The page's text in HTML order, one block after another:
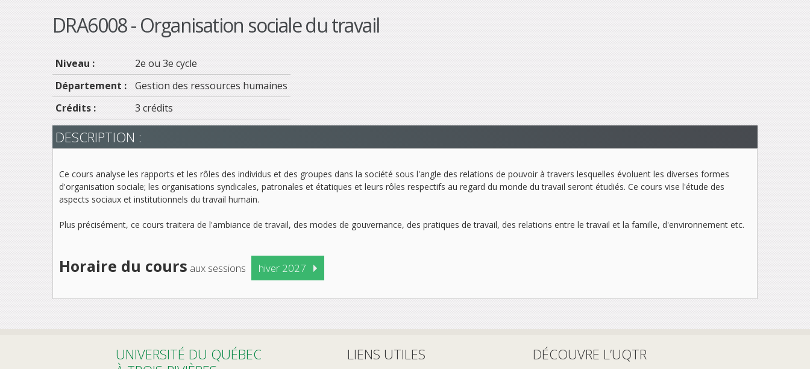
DRA6008 - Organisation sociale du travail
Niveau :
2e ou 3e cycle
Département :
Gestion des ressources humaines
Crédits :
3 crédits
DESCRIPTION :
Ce cours analyse les rapports et les rôles des individus et des groupes dans la société sous l'angle des relations de pouvoir à travers lesquelles évoluent les diverses formes
d'organisation sociale; les organisations syndicales, patronales et étatiques et leurs rôles respectifs au regard du monde du travail seront étudiés. Ce cours vise l'étude des
aspects sociaux et institutionnels du travail humain.
Plus précisément, ce cours traitera de l'ambiance de travail, des modes de gouvernance, des pratiques de travail, des relations entre le travail et la famille, d'environnement etc.
Horaire du cours aux sessions hiver 2027
UNIVERSITÉ DU QUÉBEC
LIENS UTILES DÉCOUVRE L’UQTR